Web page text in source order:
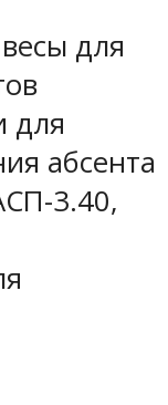
для
для
абсента
3.40,